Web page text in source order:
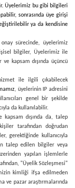
Üyelerimiz bu gibi bilgileri
sonrasında üye girişi
ya da kendisine
sürecinde, üyelerimiz
bilgiler, Üyelerimiz ile
ve kapsam dışında üçüncü
ile ilgili çıkabilecek
, üyelerinin IP adresini
genel bir şekilde
da kullanılabilir.
dışında da, talep
tarafından doğrudan
gerektiğinde kullanıcıyla
talep edilen bilgiler veya
yapılan işlemlerle
"Üyelik Sözleşmesi"
kimliği ifşa edilmeden
ve pazar araştırmalarında